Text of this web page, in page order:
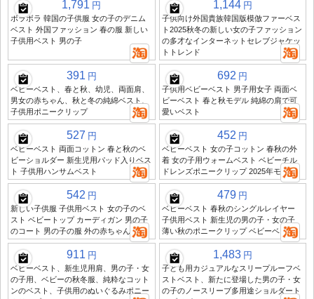
1,791 円
ボラボラ 韓国の子供服 女の子のデニム
ベスト 外国ファッション 春の服 新しい
子供用ベスト 男の子
1,144 円
子供向け外国貴族韓国版模倣ファーベス
ト2025秋冬の新しい女の子ファッション
の多才なインターネットセレブジャケッ
トトレンド
391 円
ベビーベスト、春と秋、幼児、両面肩、
男女の赤ちゃん、秋と冬の純綿ベスト、
子供用ポニークリップ
692 円
子供用ベビーベスト 男子用女子 両面ベ
ビーベスト 春と秋モデル 純綿の肩で可
愛いベスト
527 円
ベビーベスト 両面コットン 春と秋のベ
ビーショルダー 新生児用パッド入りベス
ト 子供用ハンサムベスト
452 円
ベビーベスト 女の子コットン 春秋の外
着 女の子用ウォームベスト ベビーチル
ドレンズポニークリップ 2025年モデル
542 円
新しい子供服 子供用ベスト 女の子のベ
スト ベビートップ カーディガン 男の子
のコート 男の子の服 外の赤ちゃん服
479 円
ベビーベスト 春秋のシングルレイヤー
子供用ベスト 新生児の男の子・女の子
薄い秋のポニークリップ ベビーベスト
911 円
ベビーベスト、新生児用肩、男の子・女
の子用、ベビーの秋冬服、純粋なコット
ンのベスト、子供用のぬいぐるみポニー
1,483 円
子ども用カジュアルなスリープルーフベ
ストベスト、新たに登場した男の子・女
の子のノースリーブ多用途ショルダート